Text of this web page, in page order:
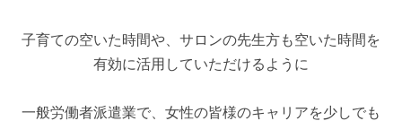
ｯ
容
子育ての空いた時間や、サロンの先生方も空いた時間を
有効に活用していただけるように
一般労働者派遣業で、女性の皆様のキャリアを少しでも